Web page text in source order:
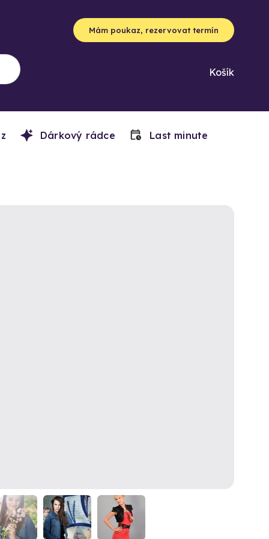
Mám poukaz, rezervovat termín
Košík
Dárkový rádce Last minute